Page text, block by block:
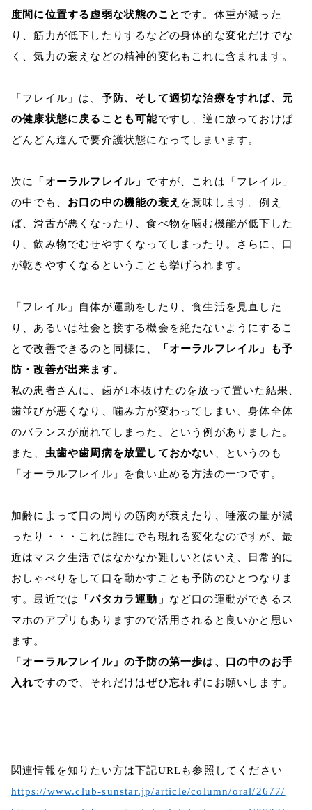
度間に位置する虚弱な状態のこと です。体重が減った
り、筋力が低下したりするなどの身体的な変化だけでな
く、気力の衰えなどの精神的変化もこれに含まれます。
「フレイル」は、 予防、そして適切な治療をすれば、元
の健康状態に戻ることも可能ですし、逆に放っておけば
どんどん進んで要介護状態になってしまいます。
次に 「オーラルフレイル」 ですが、これは「フレイル」
の中でも、 お口の中の機能の衰え を意味します。例え
ば、滑舌が悪くなったり、食べ物を噛む機能が低下した
り、飲み物でむせやすくなってしまったり。さらに、口
が乾きやすくなるということも挙げられます。
「フレイル」自体が運動をしたり、食生活を見直した
り、あるいは社会と接する機会を絶たないようにするこ
とで改善できるのと同様に、
「オーラルフレイル」も予
防・改善が出来ます。
私の患者さんに、歯が1本抜けたのを放って置いた結果、
歯並びが悪くなり、噛み方が変わってしまい、身体全体
のバランスが崩れてしまった、という例がありました。
また、 虫歯や歯周病を放置しておかない
、というのも
「オーラルフレイル」を食い止める方法の一つです。
加齢によって口の周りの筋肉が衰えたり、唾液の量が減
ったり・・・これは誰にでも現れる変化なのですが、最
近はマスク生活ではなかなか難しいとはいえ、日常的に
おしゃべりをして口を動かすことも予防のひとつなりま
す。最近では
「パタカラ運動」 など口の運動ができるス
マホのアプリもありますので活用されると良いかと思い
ます。
「オーラルフレイル」の予防の第一歩は、口の中のお手
入れですので、それだけはぜひ忘れずにお願いします。
関連情報を知りたい方は下記URLも参照してください
https://www.club-sunstar.jp/article/column/oral/2677/